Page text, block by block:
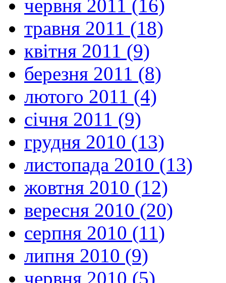
червня 2011 (16)
травня 2011 (18)
квітня 2011 (9)
березня 2011 (8)
лютого 2011 (4)
січня 2011 (9)
грудня 2010 (13)
листопада 2010 (13)
жовтня 2010 (12)
вересня 2010 (20)
серпня 2010 (11)
липня 2010 (9)
червня 2010 (5)